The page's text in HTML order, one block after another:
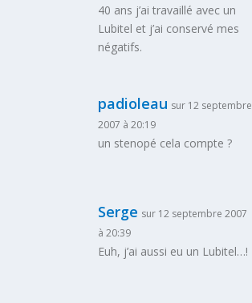
40 ans j’ai travaillé avec un
Lubitel et j’ai conservé mes
négatifs.
padioleau sur 12 septembre
2007 à 20:19
un stenopé cela compte ?
Serge sur 12 septembre 2007
à 20:39
Euh, j’ai aussi eu un Lubitel…!